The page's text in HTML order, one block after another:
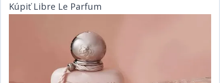
Kúpiť Libre Le Parfum​​​​‌ ‍ ​‍​‍‌‍ ‌ ​‍‌‍‍‌‌‍‌ ‌‍‍‌‌‍ ‍​‍​‍​ ‍‍​‍​‍‌ ​ ‌‍​‌‌‍ ‍‌‍‍‌‌ ‌​‌ ‍‌​‍ ‍‌‍‍‌‌‍ ​‍​‍​‍ ​​‍​‍‌‍‍​‌ ​‍‌‍‌‌‌‍‌‍​‍​‍​ ‍‍​‍​‍‌‍‍​‌ ‌​‌ ‌​‌ ​​​ ‍‍​‍ ​‍ ‌‍ ​‌‍ ‌‍​ ‌‍​‌‌‍ ​‌‍‍​‌‍ ‌ ​ ‌ ‌​​ ‍‍​ ​ ​ ​​​ ​​​ ​​​‍ ‌ ​ ‌ ‌​‌ ‌‌‌‍‌​‌‍‍‌‌‍ ​‍ ‌‍‍‌‌‍ ‍‌ ‌​‌‍‌‌‌‍ ‍‌ ‌​​‍ ‌‍‌‌‌‍‌​‌‍‍‌‌ ‌​​‍ ‌‍ ‌‌‍ ‌‍‌​‌‍‌‌​ ‌‌ ​​‌ ​‍‌‍‌‌‌ ​ ‌‍‌‌‌‍ ‍‌ ‌​‌‍​‌‌ ‌​‌‍‍‌‌‍ ‌‍ ‍​ ‍ ‌‍‍‌‌‍‌​​ ‌‌ ​​‌‍ ‌ ​ ‌ ‌​​‍ ‌​ ​‍​ ​‍​ ​‍​ ​‍​ ‍‌​ ‍‌​ ‍‌​ ‍ ‌ ‌​‌ ‍‌‌ ​​‌‍‌‌​ ‌‌ ​​‌‍ ‌ ​ ‌ ‌​​ ‍ ‌ ​​‌‍​‌‌ ‌​‌‍‍​​ ‌‌‍​ ‌‍ ‌‍ ‍‌ ‌​‌‍‌‌‌‍ ‍‌ ‌​​‍‌‌​ ‌‌‌​​‍‌‌ ‌‍‍ ‌‍‌‌‌ ‍‌​‍‌‌​ ​ ‌​‌​​‍‌‌​ ​ ‌​‌​​‍‌‌​ ​‍​ ​‍​ ​​​ ‍‌‌‍‌​‌‍​ ‌‍​ ​ ‌‍​ ‌ ​ ‌‌‌‍​ ​ ‌​​ ‌‍​ ‌‌​‍‌‌​ ​‍​ ​‍​‍‌‌​ ‌‌‌​‌​​‍ ‍‌‍​ ‌‍‍​‌‍‍‌‌‍ ​‌‍‌​‌ ​‍‌‍‌‌‌‍ ‍​‍‌‌​ ‌‌‌​​‍‌‌ ‌‍‍ ‌‍‌‌‌ ‍‌​‍‌‌​ ​ ‌​‌​​‍‌‌​ ​ ‌​‌​​‍‌‌​ ​‍​ ​‍‌‍​‍​ ​​​ ​​​ ​‍‌‍‌​​ ​ ​ ‌‌‌‍​‌​ ‌​‌‍‌‌​ ​‌‌‍​ ​‍‌‌​ ​‍​ ​‍​‍‌‌​ ‌‌‌​‌​​‍ ‍‌ ‌​‌‍‌‌‌ ‍​‌ ‌​​ ‌‍​‍‌‍​‌‌ ​ ‌‍‌‌‌‌‌‌‌ ​‍‌‍ ​​ ‌‌‍‍​‌ ‌​‌ ‌​‌ ​​​‍‌‌​ ​ ‌​​‌​‍‌‌​ ​‍‌​‌‍​‍‌‌​ ​‍‌​‌‍‌‍ ​‌‍ ‌‍​ ‌‍​‌‌‍ ​‌‍‍​‌‍ ‌ ​ ‌ ‌​​‍‌‌​ ​ ‌​​‌​ ​ ​ ​​​ ​​​ ​​​‍‌‌​ ​‍‌​‌‍‌ ​ ‌ ‌​‌ ‌‌‌‍‌​‌‍‍‌‌‍ ​‍‌‍‌‍‍‌‌‍‌​​ ‌‌ ​​‌‍ ‌ ​ ‌ ‌​​‍ ‌​ ​‍​ ​‍​ ​‍​ ​‍​ ‍‌​ ‍‌​ ‍‌​‍‌‍‌ ‌​‌ ‍‌‌ ​​‌‍‌‌​ ‌‌ ​​‌‍ ‌ ​ ‌ ‌​​‍‌‍‌ ​​‌‍​‌‌ ‌​‌‍‍​​ ‌‌‍​ ‌‍ ‌‍ ‍‌ ‌​‌‍‌‌‌‍ ‍‌ ‌​​‍‌‌​ ‌‌‌​​‍‌‌ ‌‍‍ ‌‍‌‌‌ ‍‌​‍‌‌​ ​ ‌​‌​​‍‌‌​ ​ ‌​‌​​‍‌‌​ ​‍​ ​‍​ ​​​ ‍‌‌‍‌​‌‍​ ‌‍​ ​ ‌‍​ ‌ ​ ‌‌‌‍​ ​ ‌​​ ‌‍​ ‌‌​‍‌‌​ ​‍​ ​‍​‍‌‌​ ‌‌‌​‌​​‍ ‍‌‍​ ‌‍‍​‌‍‍‌‌‍ ​‌‍‌​‌ ​‍‌‍‌‌‌‍ ‍​‍‌‌​ ‌‌‌​​‍‌‌ ‌‍‍ ‌‍‌‌‌ ‍‌​‍‌‌​ ​ ‌​‌​​‍‌‌​ ​ ‌​‌​​‍‌‌​ ​‍​ ​‍‌‍​‍​ ​​​ ​​​ ​‍‌‍‌​​ ​ ​ ‌‌‌‍​‌​ ‌​‌‍‌‌​ ​‌‌‍​ ​‍‌‌​ ​‍​ ​‍​‍‌‌​ ‌‌‌​‌​​‍ ‍‌ ‌​‌‍‌‌‌ ‍​‌ ‌​​‍‌‍‌ ​​‌‍‌‌‌ ​‍‌ ​ ‌ ​​‌‍‌‌‌‍​ ‌ ‌​‌‍‍‌‌ ‌‍‌‍‌‌​ ‌‌ ​​‌ ‌‌‌‍​‍‌‍ ​‌‍‍‌‌ ​ ‌‍‍​‌‍‌‌‌‍‌​​‍​‍‌ ‌